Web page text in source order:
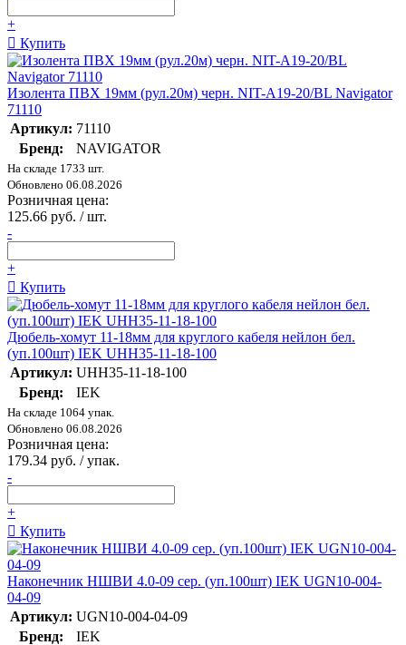
+
Купить
Изолента ПВХ 19мм (рул.20м) черн. NIT-A19-20/BL Navigator
71110
Артикул: 71110
Бренд:
NAVIGATOR
На складе 1733 шт.
Обновлено 06.08.2026
Розничная цена:
125.66 руб. / шт.
-
+
Купить
Дюбель-хомут 11-18мм для круглого кабеля нейлон бел.
(уп.100шт) IEK UHH35-11-18-100
Артикул: UHH35-11-18-100
Бренд:
IEK
На складе 1064 упак.
Обновлено 06.08.2026
Розничная цена:
179.34 руб. / упак.
-
+
Купить
Наконечник НШВИ 4.0-09 сер. (уп.100шт) IEK UGN10-004-
04-09
Артикул: UGN10-004-04-09
Бренд:
IEK